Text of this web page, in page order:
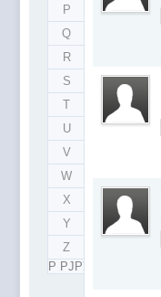
P
Q
R
S
T
U
V
W
X
Y
Z
Р РЈРЎ